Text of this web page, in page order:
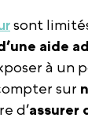
sont
aide
à un
sur
d’assurer